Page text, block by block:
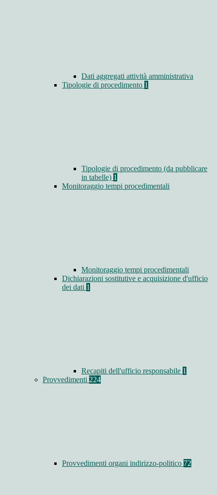
Dati aggregati attività amministrativa
Tipologie di procedimento 1
Tipologie di procedimento (da pubblicare
in tabelle) 1
Monitoraggio tempi procedimentali
Monitoraggio tempi procedimentali
Dichiarazioni sostitutive e acquisizione d'ufficio
dei dati 1
Recapiti dell'ufficio responsabile 1
Provvedimenti 224
Provvedimenti organi indirizzo-politico 72